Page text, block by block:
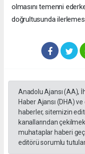
olmasını temenni
doğrultusunda
Anadolu Ajansı (AA),
Haber Ajansı (DHA)
haberler, sitemizin
kanallarından
muhataplar haberi
editörü sorumlu